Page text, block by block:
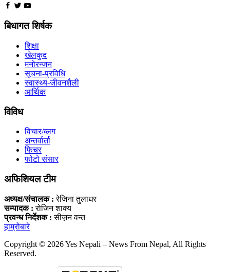
बिधागत शिर्षक
शिक्षा
खेलकुद
मनोरन्जन
सूचना-प्रविधि
स्वास्थ्य-जीवनशैली
आर्थिक
विविध
विचार/ब्लग
अन्तर्वार्ता
फिचर
फोटो संसार
अफिशियल टीम
अध्यक्ष/संचालक : रेजिना तुलाधर
सम्पादक : रोजिन शाक्य
प्रवन्ध निर्देशक : सीज़न वन्त
हाम्रोबारे
Copyright © 2026 Yes Nepali – News From Nepal, All Rights
Reserved.